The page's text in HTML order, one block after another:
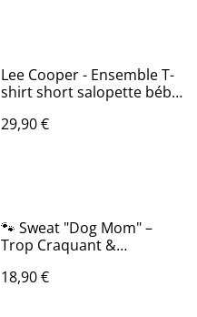
Lee Cooper - Ensemble ​​T-
shirt short salopette bébé
Orange
29,90 €
🐾 Sweat "Dog Mom" –
Trop Craquant &
18,90 €